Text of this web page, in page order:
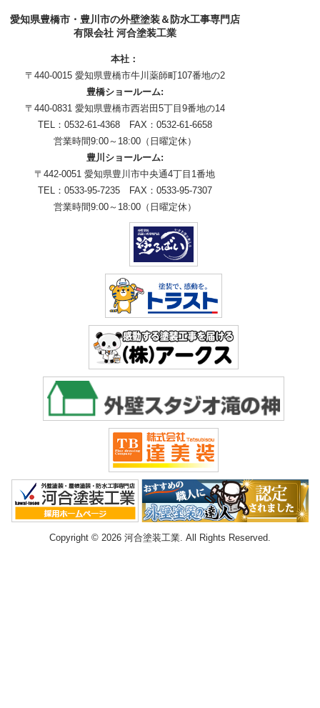
愛知県豊橋市・豊川市の外壁塗装＆防水工事専門店
有限会社 河合塗装工業
本社：
〒440-0015 愛知県豊橋市牛川薬師町107番地の2
豊橋ショールーム:
〒440-0831 愛知県豊橋市西岩田5丁目9番地の14
TEL：0532-61-4368 FAX：0532-61-6658
営業時間9:00～18:00（日曜定休）
豊川ショールーム:
〒442-0051 愛知県豊川市中央通4丁目1番地
TEL：0533-95-7235 FAX：0533-95-7307
営業時間9:00～18:00（日曜定休）
Copyright © 2026 河合塗装工業. All Rights Reserved.